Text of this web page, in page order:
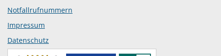
Notfallrufnummern
Impressum
Datenschutz